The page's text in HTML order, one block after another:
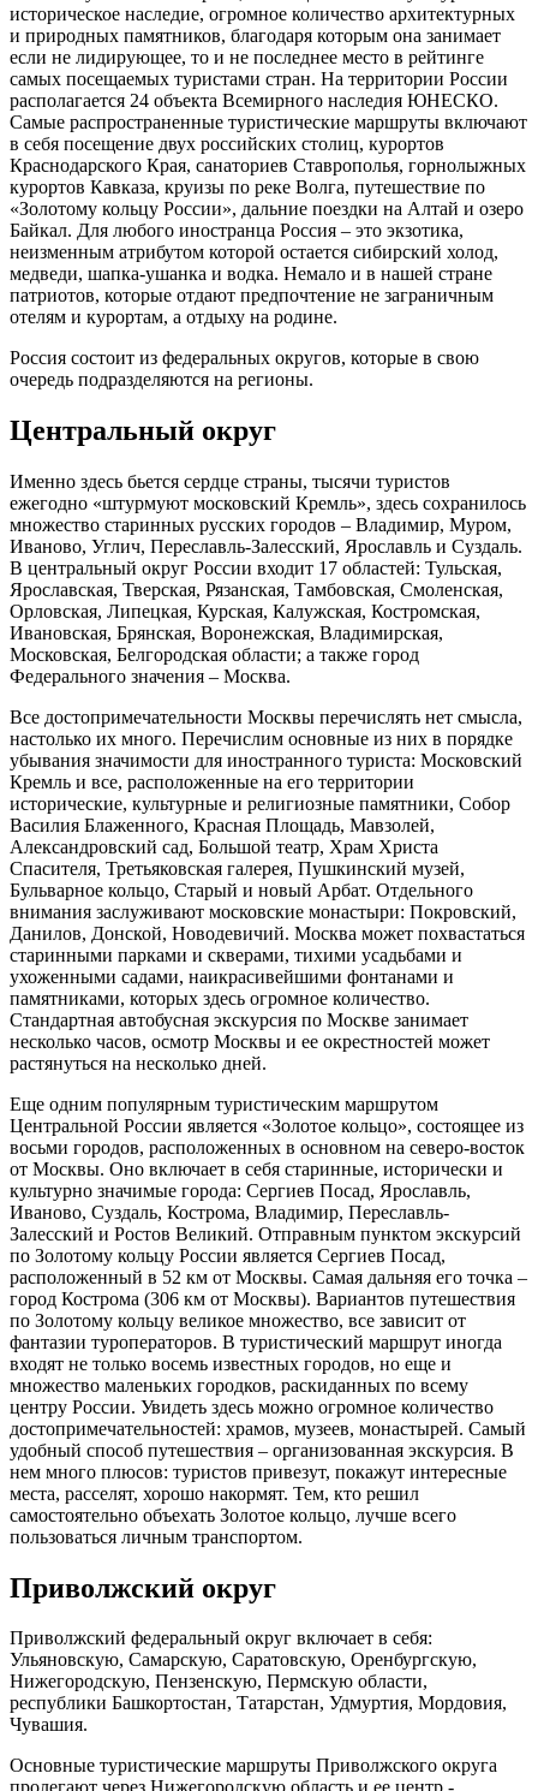
историческое наследие, огромное количество архитектурных
и природных памятников, благодаря которым она занимает
если не лидирующее, то и не последнее место в рейтинге
самых посещаемых туристами стран. На территории России
располагается 24 объекта Всемирного наследия ЮНЕСКО.
Самые распространенные туристические маршруты включают
в себя посещение двух российских столиц, курортов
Краснодарского Края, санаториев Ставрополья, горнолыжных
курортов Кавказа, круизы по реке Волга, путешествие по
«Золотому кольцу России», дальние поездки на Алтай и озеро
Байкал. Для любого иностранца Россия – это экзотика,
неизменным атрибутом которой остается сибирский холод,
медведи, шапка-ушанка и водка. Немало и в нашей стране
патриотов, которые отдают предпочтение не заграничным
отелям и курортам, а отдыху на родине.
Россия состоит из федеральных округов, которые в свою
очередь подразделяются на регионы.
Центральный округ
Именно здесь бьется сердце страны, тысячи туристов
ежегодно «штурмуют московский Кремль», здесь сохранилось
множество старинных русских городов – Владимир, Муром,
Иваново, Углич, Переславль-Залесский, Ярославль и Суздаль.
В центральный округ России входит 17 областей: Тульская,
Ярославская, Тверская, Рязанская, Тамбовская, Смоленская,
Орловская, Липецкая, Курская, Калужская, Костромская,
Ивановская, Брянская, Воронежская, Владимирская,
Московская, Белгородская области; а также город
Федерального значения – Москва.
Все достопримечательности Москвы перечислять нет смысла,
настолько их много. Перечислим основные из них в порядке
убывания значимости для иностранного туриста: Московский
Кремль и все, расположенные на его территории
исторические, культурные и религиозные памятники, Собор
Василия Блаженного, Красная Площадь, Мавзолей,
Александровский сад, Большой театр, Храм Христа
Спасителя, Третьяковская галерея, Пушкинский музей,
Бульварное кольцо, Старый и новый Арбат. Отдельного
внимания заслуживают московские монастыри: Покровский,
Данилов, Донской, Новодевичий. Москва может похвастаться
старинными парками и скверами, тихими усадьбами и
ухоженными садами, наикрасивейшими фонтанами и
памятниками, которых здесь огромное количество.
Стандартная автобусная экскурсия по Москве занимает
несколько часов, осмотр Москвы и ее окрестностей может
растянуться на несколько дней.
Еще одним популярным туристическим маршрутом
Центральной России является «Золотое кольцо», состоящее из
восьми городов, расположенных в основном на северо-восток
от Москвы. Оно включает в себя старинные, исторически и
культурно значимые города: Сергиев Посад, Ярославль,
Иваново, Суздаль, Кострома, Владимир, Переславль-
Залесский и Ростов Великий. Отправным пунктом экскурсий
по Золотому кольцу России является Сергиев Посад,
расположенный в 52 км от Москвы. Самая дальняя его точка –
город Кострома (306 км от Москвы). Вариантов путешествия
по Золотому кольцу великое множество, все зависит от
фантазии туроператоров. В туристический маршрут иногда
входят не только восемь известных городов, но еще и
множество маленьких городков, раскиданных по всему
центру России. Увидеть здесь можно огромное количество
достопримечательностей: храмов, музеев, монастырей. Самый
удобный способ путешествия – организованная экскурсия. В
нем много плюсов: туристов привезут, покажут интересные
места, расселят, хорошо накормят. Тем, кто решил
самостоятельно объехать Золотое кольцо, лучше всего
пользоваться личным транспортом.
Приволжский округ
Приволжский федеральный округ включает в себя:
Ульяновскую, Самарскую, Саратовскую, Оренбургскую,
Нижегородскую, Пензенскую, Пермскую области,
республики Башкортостан, Татарстан, Удмуртия, Мордовия,
Чувашия.
Основные туристические маршруты Приволжского округа